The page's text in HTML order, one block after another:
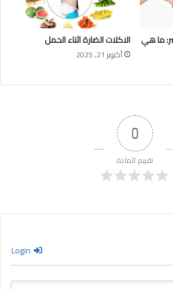
ما هي الاكلات الضارة اثناء الحمل
أكتوبر 21, 2025
0
تقييم المادة